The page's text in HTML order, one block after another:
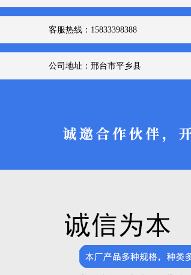
客服热线：15833398388
公司地址：邢台市平乡县